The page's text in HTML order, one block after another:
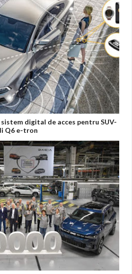
digital de acces pentru SUV-
Q6 e-tron